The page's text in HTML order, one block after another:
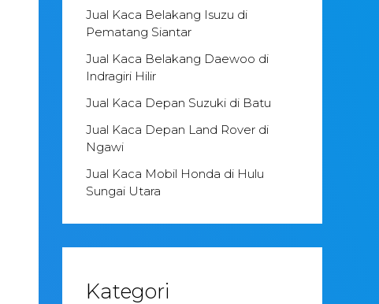
Jual Kaca Belakang Isuzu di
Pematang Siantar
Jual Kaca Belakang Daewoo di
Indragiri Hilir
Jual Kaca Depan Suzuki di Batu
Jual Kaca Depan Land Rover di
Ngawi
Jual Kaca Mobil Honda di Hulu
Sungai Utara
Kategori